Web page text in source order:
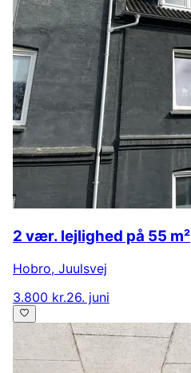
2 vær. lejlighed på 55 m²
Hobro, Juulsvej
3.800 kr.26. juni